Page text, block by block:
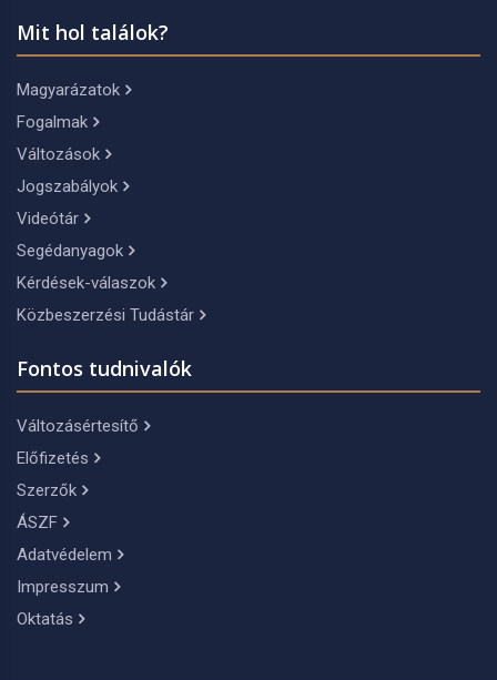
Mit hol találok?
Magyarázatok
Fogalmak
Változások
Jogszabályok
Videótár
Segédanyagok
Kérdések-válaszok
Közbeszerzési Tudástár
Fontos tudnivalók
Változásértesítő
Előfizetés
Szerzők
ÁSZF
Adatvédelem
Impresszum
Oktatás